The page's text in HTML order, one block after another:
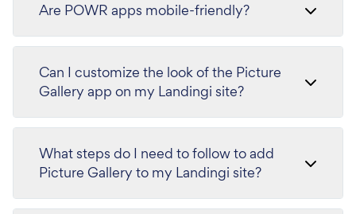
Are POWR apps mobile-friendly?
Can I customize the look of the Picture
Gallery app on my Landingi site?
What steps do I need to follow to add
Picture Gallery to my Landingi site?